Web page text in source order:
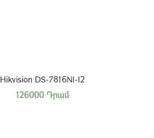
Hikvision DS-7816NI-I2
126000 Դրամ